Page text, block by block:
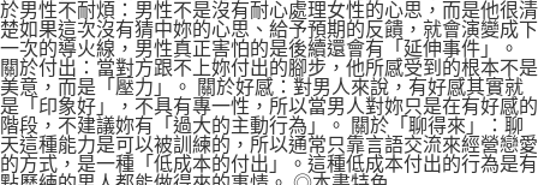
於男性不耐煩：男性不是沒有耐心處理女性的心思，而是他很清
楚如果這次沒有猜中妳的心思、給予預期的反饋，就會演變成下
一次的導火線，男性真正害怕的是後續還會有「延伸事件」。
關於付出：當對方跟不上妳付出的腳步，他所感受到的根本不是
美意，而是「壓力」。 關於好感：對男人來說，有好感其實就
是「印象好」，不具有專一性，所以當男人對妳只是在有好感的
階段，不建議妳有「過大的主動行為」。 關於「聊得來」：聊
天這種能力是可以被訓練的，所以通常只靠言語交流來經營戀愛
的方式，是一種「低成本的付出」。這種低成本付出的行為是有